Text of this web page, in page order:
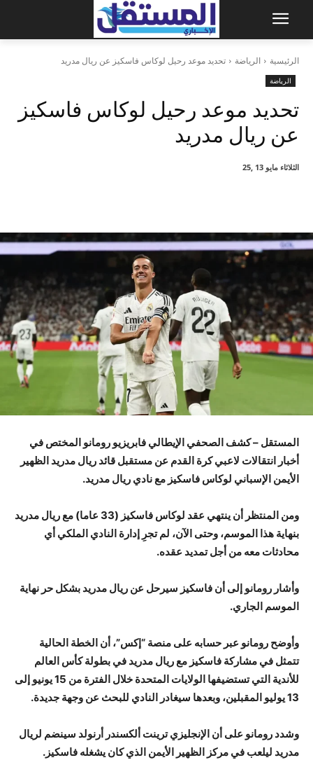
الرئيسية الرياضة تحديد موعد رحيل لوكاس فاسكيز عن ريال مدريد
الرياضة
تحديد موعد رحيل لوكاس فاسكيز
عن ريال مدريد
الثلاثاء مايو 13 ,25
المستقل – كشف الصحفي الإيطالي فابريزيو رومانو المختص في
أخبار انتقالات لاعبي كرة القدم عن مستقبل قائد ريال مدريد الظهير
الأيمن الإسباني لوكاس فاسكيز مع نادي ريال مدريد.
ومن المنتظر أن ينتهي عقد لوكاس فاسكيز (33 عاما) مع ريال مدريد
بنهاية هذا الموسم، وحتى الآن، لم تجرِ إدارة النادي الملكي أي
محادثات معه من أجل تمديد عقده.
وأشار رومانو إلى أن فاسكيز سيرحل عن ريال مدريد بشكل حر نهاية
الموسم الجاري.
وأوضح رومانو عبر حسابه على منصة “إكس”، أن الخطة الحالية
تتمثل في مشاركة فاسكيز مع ريال مدريد في بطولة كأس العالم
للأندية التي تستضيفها الولايات المتحدة خلال الفترة من 15 يونيو إلى
13 يوليو المقبلين، وبعدها سيغادر النادي للبحث عن وجهة جديدة.
وشدد رومانو على أن الإنجليزي ترينت ألكسندر أرنولد سينضم لريال
مدريد ليلعب في مركز الظهير الأيمن الذي كان يشغله فاسكيز.